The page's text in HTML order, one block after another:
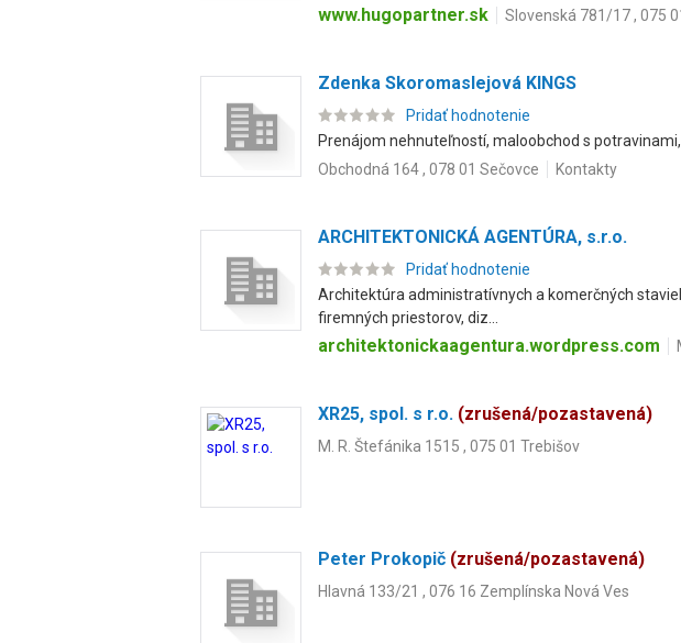
www.hugopartner.sk Slovenská 781/17 , 075
Zdenka Skoromaslejová KINGS
Pridať hodnotenie
Prenájom nehnuteľností, maloobchod s
Obchodná 164 , 078 01 Sečovce
Kontakty
ARCHITEKTONICKÁ AGENTÚRA, s.r.o.
Pridať hodnotenie
Architektúra administratívnych a komerčných
firemných priestorov, diz...
architektonickaagentura.wordpress.com
XR25, spol. s r.o. (zrušená/pozastavená)
M. R. Štefánika 1515 , 075 01 Trebišov
Peter Prokopič (zrušená/pozastavená)
Hlavná 133/21 , 076 16 Zemplínska Nová Ves